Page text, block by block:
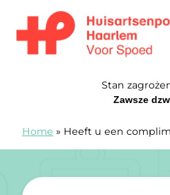
Stan
Zawsze
Home » Heeft u een